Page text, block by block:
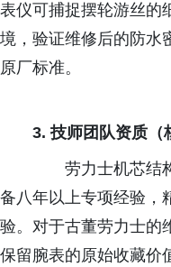
表仪可捕捉摆轮游丝的
境，验证维修后的防水
原厂标准。
3.技师团队资质（
劳力士机芯结
备八年以上专项经验，
验。对于古董劳力士的
保留腕表的原始收藏价